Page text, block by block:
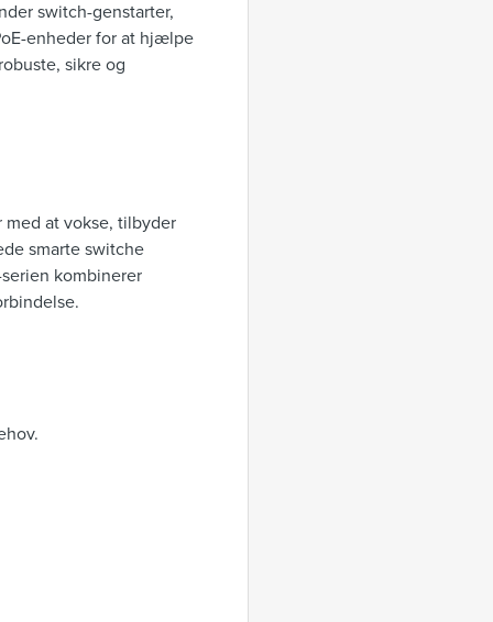
switch-genstarter,
enheder for at hjælpe
sikre og
at vokse, tilbyder
smarte switche
kombinerer